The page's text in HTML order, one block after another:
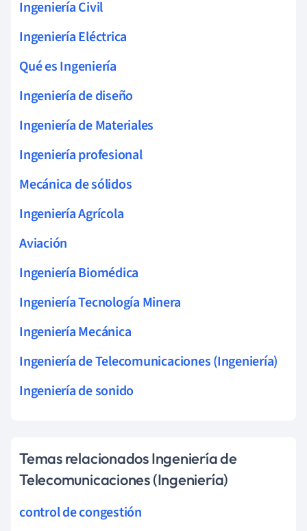
Ingeniería Civil
Ingeniería Eléctrica
Qué es Ingeniería
Ingeniería de diseño
Ingeniería de Materiales
Ingeniería profesional
Mecánica de sólidos
Ingeniería Agrícola
Aviación
Ingeniería Biomédica
Ingeniería Tecnología Minera
Ingeniería Mecánica
Ingeniería de Telecomunicaciones (Ingeniería)
Ingeniería de sonido
Temas relacionados Ingeniería de
Telecomunicaciones (Ingeniería)
control de congestión